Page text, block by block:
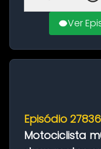
Ver
Episódio
Motociclista